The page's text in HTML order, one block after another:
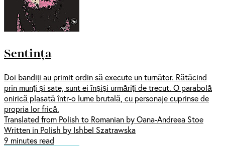
Sentința
Doi bandiți au primit ordin să execute un turnător. Rătăcind
prin munți și sate, sunt ei înșiși urmăriți de trecut. O parabolă
onirică plasată într-o lume brutală, cu personaje cuprinse de
propria lor frică.
Translated from Polish to Romanian by Oana-Andreea Stoe
Written in Polish by Ishbel Szatrawska
9 minutes read